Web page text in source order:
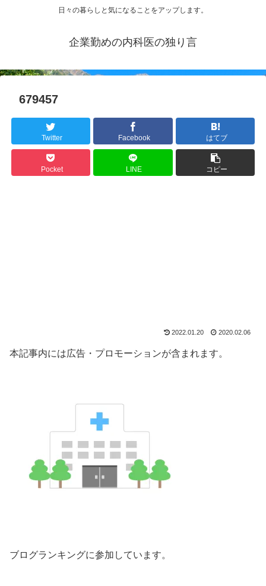
日々の暮らしと気になることをアップします。
企業勤めの内科医の独り言
679457
Twitter Facebook はてブ
Pocket LINE コピー
2022.01.20 2020.02.06
本記事内には広告・プロモーションが含まれます。
ブログランキングに参加しています。